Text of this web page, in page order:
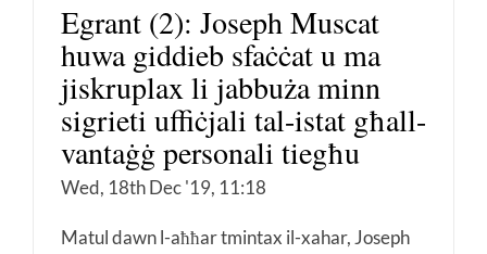
Egrant (2): Joseph Muscat
huwa giddieb sfaċċat u ma
jiskruplax li jabbuża minn
sigrieti uffiċjali tal-istat għall-
vantaġġ personali tiegħu
Wed, 18th Dec '19, 11:18
Matul dawn l-aħħar tmintax il-xahar, Joseph